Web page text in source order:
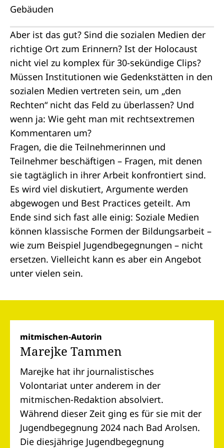
Aber ist das gut? Sind die sozialen Medien der
richtige Ort zum Erinnern? Ist der Holocaust
nicht viel zu komplex für 30-sekündige Clips?
Müssen Institutionen wie Gedenkstätten in den
sozialen Medien vertreten sein, um „den
Rechten“ nicht das Feld zu überlassen? Und
wenn ja: Wie geht man mit rechtsextremen
Kommentaren um?
Fragen, die die Teilnehmerinnen und
Teilnehmer beschäftigen – Fragen, mit denen
sie tagtäglich in ihrer Arbeit konfrontiert sind.
Es wird viel diskutiert, Argumente werden
abgewogen und Best Practices geteilt. Am
Ende sind sich fast alle einig: Soziale Medien
können klassische Formen der Bildungsarbeit –
wie zum Beispiel Jugendbegegnungen – nicht
ersetzen. Vielleicht kann es aber ein Angebot
unter vielen sein.
mitmischen-Autorin
Marejke Tammen
Marejke hat ihr journalistisches
Volontariat unter anderem in der
mitmischen-Redaktion absolviert.
Während dieser Zeit ging es für sie mit der
Jugendbegegnung 2024 nach Bad Arolsen.
Die diesjährige Jugendbegegnung